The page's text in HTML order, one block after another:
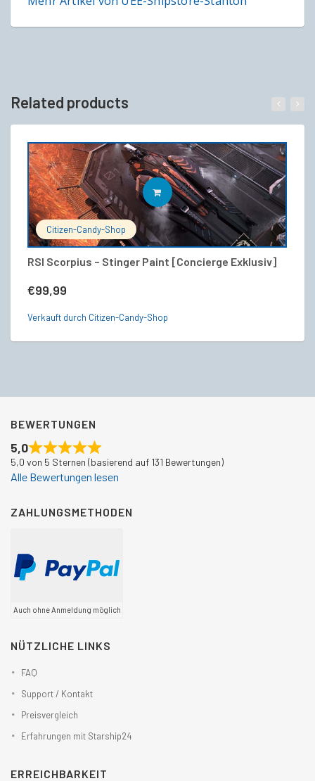
Related products
Citizen-Candy-Shop
RSI Scorpius – Stinger Paint [Concierge Exklusiv]
€99,99
IN DEN WARENKORB
Verkauft durch Citizen-Candy-Shop
BEWERTUNGEN
5,0
5,0 von 5 Sternen (basierend auf 131 Bewertungen)
Alle Bewertungen lesen
ZAHLUNGSMETHODEN
Auch ohne Anmeldung möglich
NÜTZLICHE LINKS
FAQ
Support / Kontakt
Preisvergleich
Erfahrungen mit Starship24
ERREICHBARKEIT